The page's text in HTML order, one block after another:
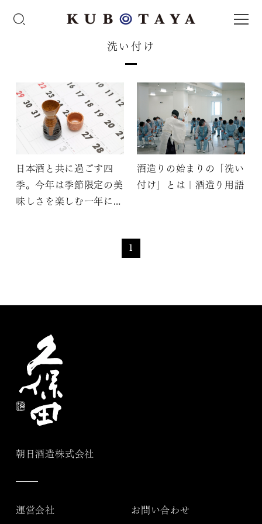
洗い付け
日本酒と共に過ごす四
季。今年は季節限定の美
味しさを楽しむ一年にし
酒造りの始まりの「洗い
付け」とは｜酒造り用語
1
朝日酒造株式会社
運営会社 お問い合わせ